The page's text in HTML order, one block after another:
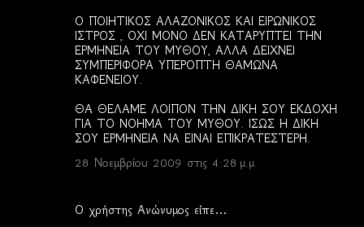
Ο ΠΟΙΗΤΙΚΟΣ ΑΛΑΖΟΝΙΚΟΣ ΚΑΙ ΕΙΡΩΝΙΚΟΣ
ΙΣΤΡΟΣ , ΟΧΙ ΜΟΝΟ ΔΕΝ ΚΑΤΑΡΥΠΤΕΙ ΤΗΝ
ΕΡΜΗΝΕΙΑ ΤΟΥ ΜΥΘΟΥ, ΑΛΛΑ ΔΕΙΧΝΕΙ
ΣΥΜΠΕΡΙΦΟΡΑ ΥΠΕΡΟΠΤΗ ΘΑΜΩΝΑ
ΚΑΦΕΝΕΙΟΥ.
ΘΑ ΘΕΛΑΜΕ ΛΟΙΠΟΝ ΤΗΝ ΔΙΚΗ ΣΟΥ ΕΚΔΟΧΗ
ΓΙΑ ΤΟ ΝΟΗΜΑ ΤΟΥ ΜΥΘΟΥ. ΙΣΩΣ Η ΔΙΚΗ
ΣΟΥ ΕΡΜΗΝΕΙΑ ΝΑ ΕΙΝΑΙ ΕΠΙΚΡΑΤΕΣΤΕΡΗ.
28 Νοεμβρίου 2009 στις 4:28 μ.μ.
Ο χρήστης Ανώνυμος είπε…